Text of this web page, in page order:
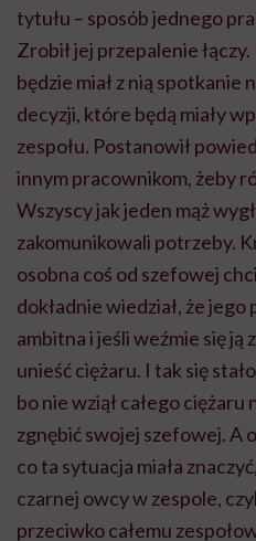
tytułu – sposób jednego
Zrobił jej przepalenie
będzie miał z nią spotkanie
decyzji, które będą miały
zespołu. Postanowił
innym pracownikom, żeby
Wszyscy jak jeden mąż
zakomunikowali potrzeby.
osobna coś od szefowej
dokładnie wiedział, że
ambitna i jeśli weźmie się ją
unieść ciężaru. I tak się
bo nie wziął całego ciężaru
zgnębić swojej szefowej. A
co ta sytuacja miała
czarnej owcy w zespole,
przeciwko całemu